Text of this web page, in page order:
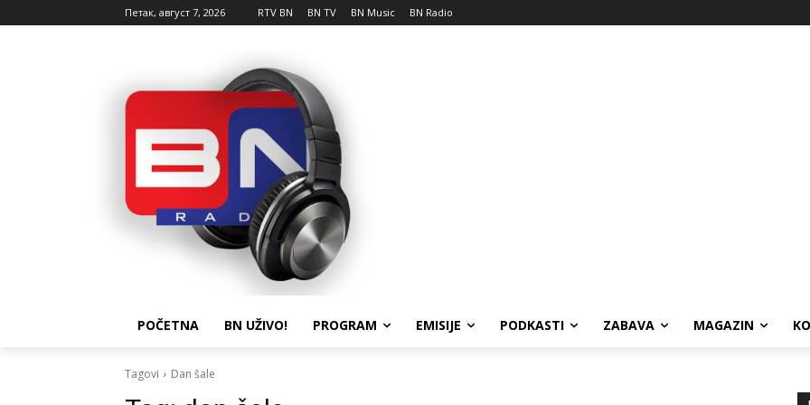
Петак, август 7, 2026 RTV BN BN TV BN Music BN Radio
POČETNA BN UŽIVO! PROGRAM EMISIJE PODKASTI ZABAVA MAGAZIN
Tagovi Dan šale